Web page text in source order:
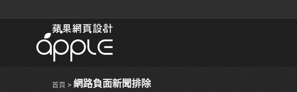
首頁 > 網路負面新聞排除